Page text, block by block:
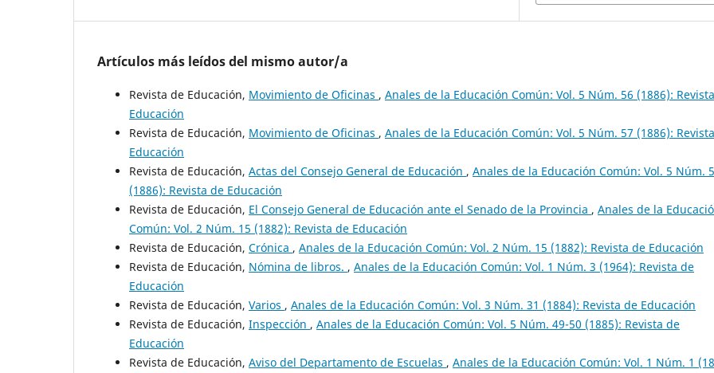
Artículos más leídos del mismo autor/a
Revista de Educación, Movimiento de Oficinas , Anales de la Educación Común: Vol. 5 Núm. 56 (1886):
Educación
Revista de Educación, Movimiento de Oficinas , Anales de la Educación Común: Vol. 5 Núm. 57 (1886):
Educación
Revista de Educación, Actas del Consejo General de Educación , Anales de la Educación Común: Vol. 5 Núm.
(1886): Revista de Educación
Revista de Educación, El Consejo General de Educación ante el Senado de la Provincia , Anales de la
Común: Vol. 2 Núm. 15 (1882): Revista de Educación
Revista de Educación, Crónica , Anales de la Educación Común: Vol. 2 Núm. 15 (1882): Revista de Educación
Revista de Educación, Nómina de libros. , Anales de la Educación Común: Vol. 1 Núm. 3 (1964): Revista de
Educación
Revista de Educación, Varios , Anales de la Educación Común: Vol. 3 Núm. 31 (1884): Revista de Educación
Revista de Educación, Inspección , Anales de la Educación Común: Vol. 5 Núm. 49-50 (1885): Revista de
Educación
Revista de Educación, Aviso del Departamento de Escuelas , Anales de la Educación Común: Vol. 1 Núm. 1